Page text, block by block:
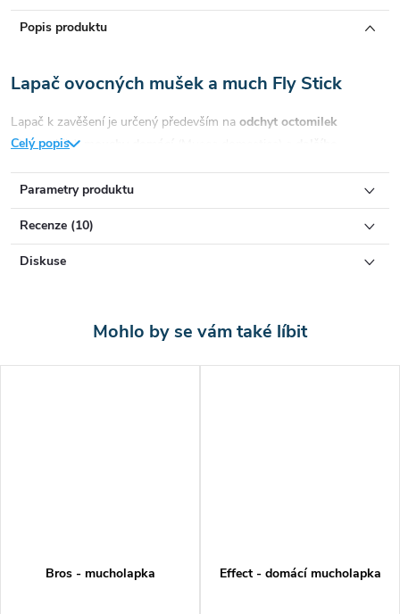
Popis produktu
Lapač ovocných mušek a much Fly Stick
Lapač k zavěšení je určený především na odchyt octomilek
(Drosophila),
velmi jednoduchá pro manipulaci. Je to vhodná alternativa klasické
mucholapky do domácností, profesionálních kuchyní, či výrobních
provozů.
spolupráce s výzkumným oddělením Slovenské akademie věd. Vědci
vyvinuli lepidlo odolné vůči vysokým teplotám a UV záření s
dlouhou trvanlivostí a maximální okamžitou lepivostí - stačí
Celý popis
Parametry produktu
Recenze (10)
Diskuse
Bros - mucholapka Effect - domácí mucholapka